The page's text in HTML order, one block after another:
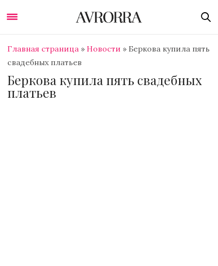
Главная страница » Новости » Беркова купила пять
свадебных платьев
Беркова купила пять свадебных
платьев